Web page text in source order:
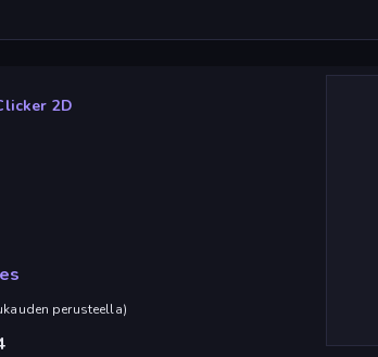
2D
perusteella)